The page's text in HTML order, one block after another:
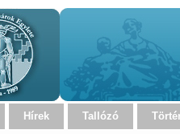
Hírek Tallózó